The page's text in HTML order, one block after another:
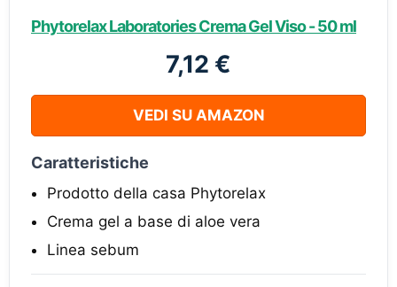
Phytorelax Laboratories Crema Gel Viso - 50 ml
7,12 €
VEDI SU AMAZON
Caratteristiche
Prodotto della casa Phytorelax
Crema gel a base di aloe vera
Linea sebum